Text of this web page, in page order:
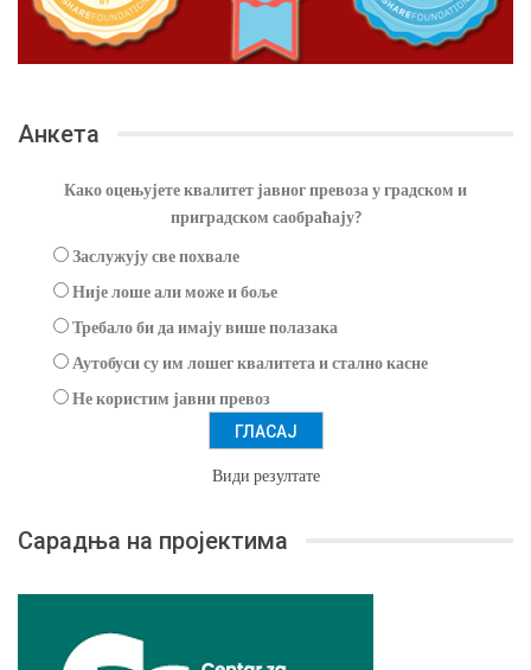
Анкета
Како оцењујете квалитет јавног превоза у градском и
приградском саобраћају?
Заслужују све похвале
Није лоше али може и боље
Требало би да имају више полазака
Аутобуси су им лошег квалитета и стално касне
Не користим јавни превоз
Види резултате
Сарадња на пројектима